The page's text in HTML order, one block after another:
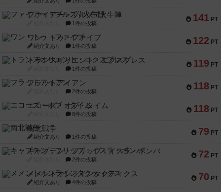
141 PT
ファイアー・ブルズ / 火牛陣
1件の投稿
122 PT
ワン・トゥ・ファイブ
紹介文あり 1件の投稿
119 PT
トランスオリエント・エクスプレス
1件の投稿
118 PT
フラットアイアン
2件の投稿
118 PT
エコーズ・オブ・タイム
8件の投稿
79 PT
南北戦争
紹介文あり 1件の投稿
72 PT
キャプテン・フリップ：イスラ・ボンバ
2件の投稿
70 PT
メメントオンラインタクティクス
紹介文あり 4件の投稿